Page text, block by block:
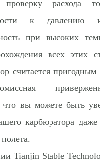
проверку расхода
к давлению
при высоких
всех этих
считается
что вы можете быть
карбюратора
Tianjin Stable